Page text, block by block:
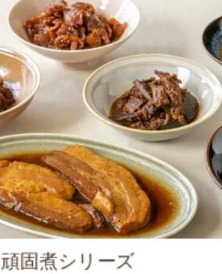
頑固煮シリーズ